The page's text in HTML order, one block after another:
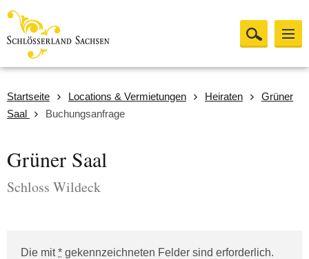
Startseite Locations & Vermietungen Heiraten
Grüner
Saal
Buchungsanfrage
Grüner Saal
Schloss Wildeck
Die mit* gekennzeichneten Felder sind erforderlich.